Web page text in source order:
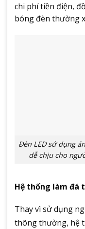
chi phí tiền điện,
bóng đèn thường
Đèn LED sử dụng
dễ chịu cho
Hệ thống làm đá
Thay vì sử dụng
thông thường, hệ